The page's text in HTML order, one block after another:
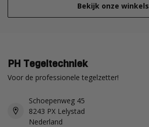
Bekijk onze winkels
PH Tegeltechniek
Voor de professionele tegelzetter!
Schoepenweg 45
8243 PX Lelystad
Nederland